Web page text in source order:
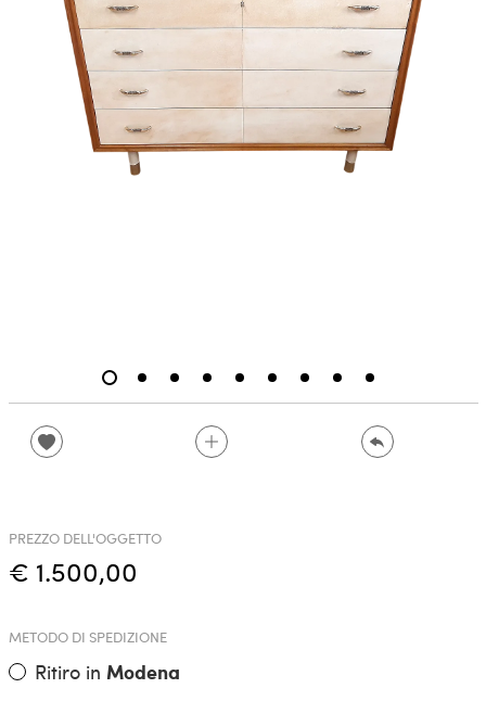
PREZZO DELL'OGGETTO
€ 1.500,00
METODO DI SPEDIZIONE
Ritiro in Modena